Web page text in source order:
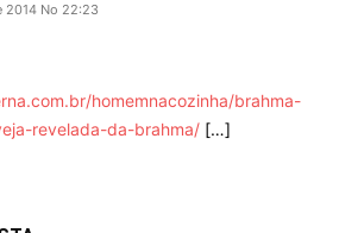
2014 No 22:23
homemnacozinha/brahma-
revelada-da-brahma/ […]